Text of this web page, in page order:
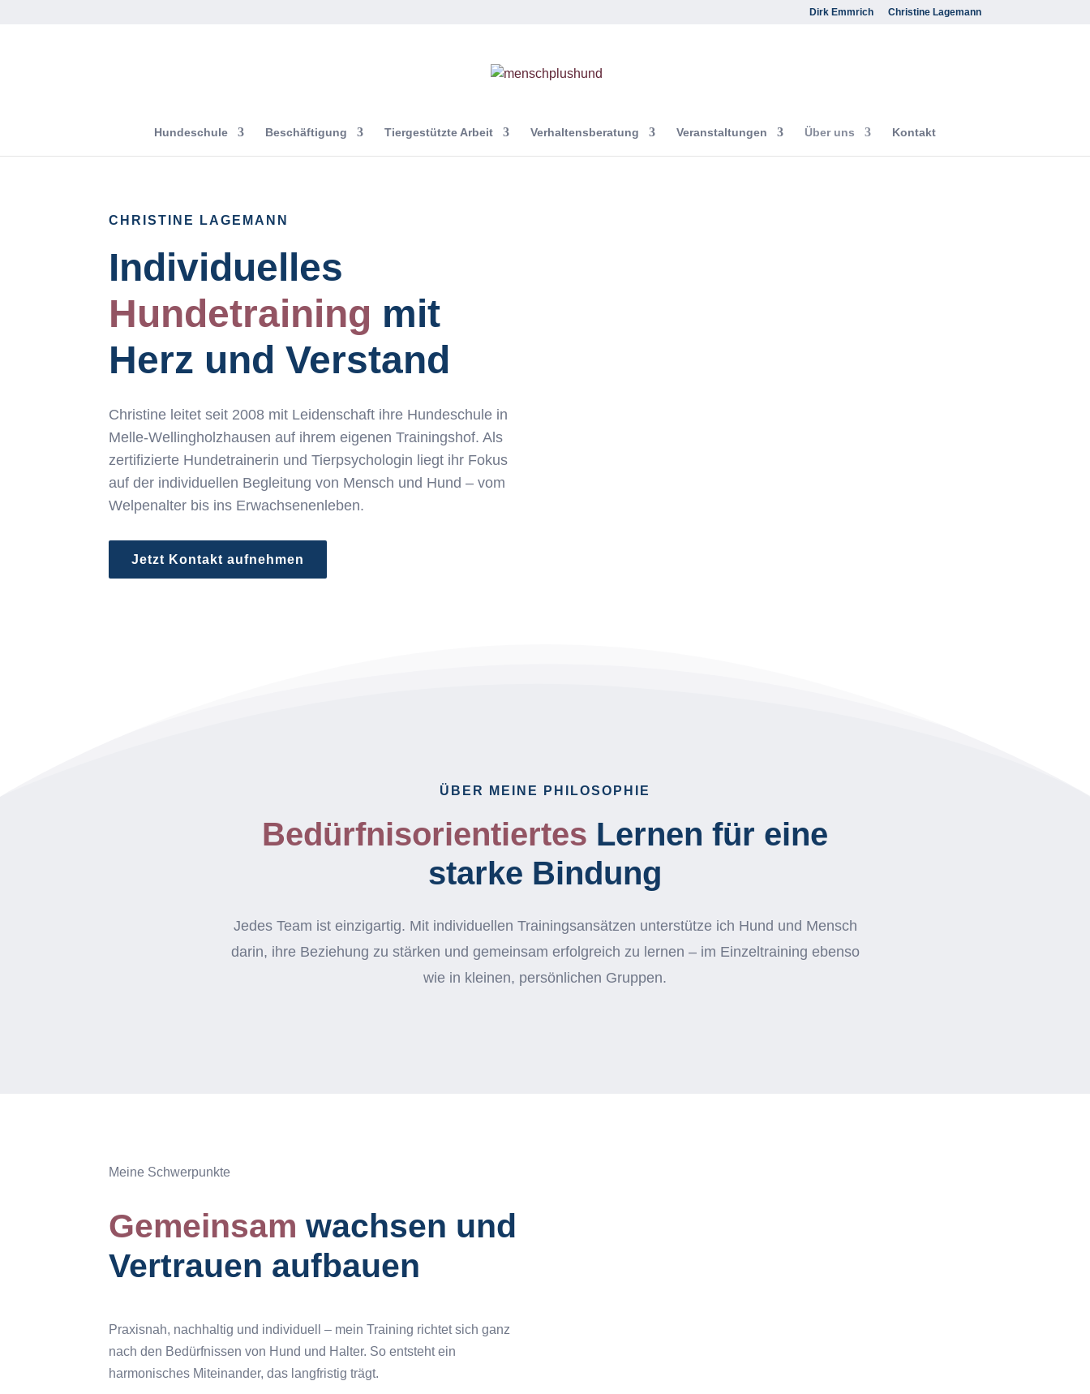
Dirk Emmrich Christine Lagemann
Hundeschule Beschäftigung Tiergestützte Arbeit Verhaltensberatung Veranstaltungen Über uns Kontakt
CHRISTINE LAGEMANN
Individuelles
Hundetraining mit
Herz und Verstand
Christine leitet seit 2008 mit Leidenschaft ihre Hundeschule in
Melle-Wellingholzhausen auf ihrem eigenen Trainingshof. Als
zertifizierte Hundetrainerin und Tierpsychologin liegt ihr Fokus
auf der individuellen Begleitung von Mensch und Hund – vom
Welpenalter bis ins Erwachsenenleben.
Jetzt Kontakt aufnehmen
ÜBER MEINE PHILOSOPHIE
Bedürfnis­orientiertes Lernen für eine
starke Bindung
Jedes Team ist einzigartig. Mit individuellen Trainingsansätzen unterstütze ich Hund und Mensch
darin, ihre Beziehung zu stärken und gemeinsam erfolgreich zu lernen – im Einzeltraining ebenso
wie in kleinen, persönlichen Gruppen.
Meine Schwerpunkte
Gemeinsam wachsen und
Vertrauen aufbauen
Praxisnah, nachhaltig und individuell – mein Training richtet sich ganz
nach den Bedürfnissen von Hund und Halter. So entsteht ein
harmonisches Miteinander, das langfristig trägt.